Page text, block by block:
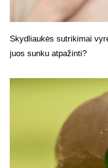
Skydliaukės sutrikimai
juos sunku atpažinti?